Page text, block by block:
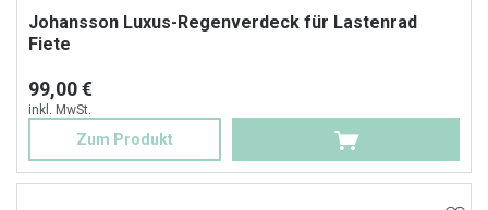
Johansson Luxus-Regenverdeck für Lastenrad
Fiete
99,00 €
inkl. MwSt.
Zum Produkt